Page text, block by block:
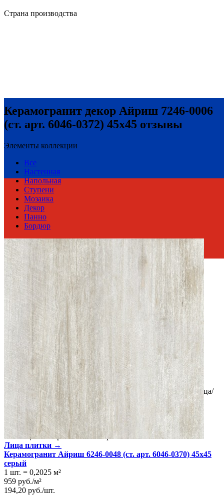
Страна производства
Россия
Производитель LB CERAMICS
Коллекция LB Ceramics Айриш/ Irish
3.4 кг
Тип плитки
Напольная
Размеры
Размеры 45х45 см
Толщина 8 мм
Ширина45 см
Длина45 см
Площадь в упаковке 1.62 кв. м.
Вес 1 упаковки27.2 кг
Количество в коробке, шт. 8
Свойства
Назначение Холл и прихожая, Ванная комната, Кухня, Улица/
Терраса
Материал Керамогранит
Поверхность Матовая
Цвет
Светло-серый
Имитация поверхности Пэчворк
Керамогранит декор Айриш 7246-0006
(ст. арт. 6046-0372) 45x45 отзывы
Элементы коллекции
Все
Настенная
Напольная
Ступени
Мозаика
Декор
Панно
Бордюр
Лица плитки →
Керамогранит Айриш 6246-0048 (ст. арт. 6046-0370) 45х45
серый
1 шт. = 0,2025 м²
959 руб./м²
194,20 руб./шт.